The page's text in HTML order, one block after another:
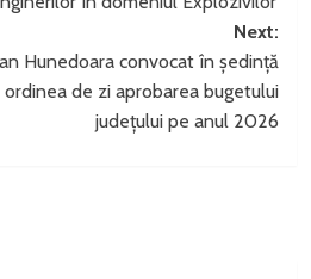
Next:
Hunedoara convocat în ședință
de zi aprobarea bugetului
județului pe anul 2026